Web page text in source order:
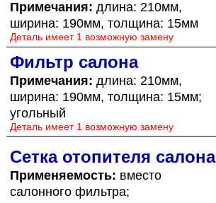
Примечания: длина: 210мм,
ширина: 190мм, толщина: 15мм
Деталь имеет 1 возможную замену
Фильтр салона
Примечания: длина: 210мм,
ширина: 190мм, толщина: 15мм;
угольный
Деталь имеет 1 возможную замену
Сетка отопителя салона
Применяемость: вместо
салонного фильтра;